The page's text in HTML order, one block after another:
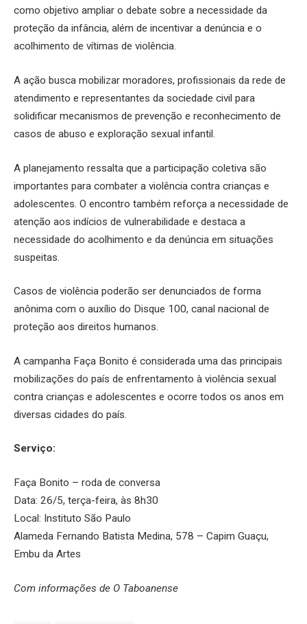
como objetivo ampliar o debate sobre a necessidade da
proteção da infância, além de incentivar a denúncia e o
acolhimento de vítimas de violência.
A ação busca mobilizar moradores, profissionais da rede de
atendimento e representantes da sociedade civil para
solidificar mecanismos de prevenção e reconhecimento de
casos de abuso e exploração sexual infantil.
A planejamento ressalta que a participação coletiva são
importantes para combater a violência contra crianças e
adolescentes. O encontro também reforça a necessidade de
atenção aos indícios de vulnerabilidade e destaca a
necessidade do acolhimento e da denúncia em situações
suspeitas.
Casos de violência poderão ser denunciados de forma
anônima com o auxílio do Disque 100, canal nacional de
proteção aos direitos humanos.
A campanha Faça Bonito é considerada uma das principais
mobilizações do país de enfrentamento à violência sexual
contra crianças e adolescentes e ocorre todos os anos em
diversas cidades do país.
Serviço:
Faça Bonito – roda de conversa
Data: 26/5, terça-feira, às 8h30
Local: Instituto São Paulo
Alameda Fernando Batista Medina, 578 – Capim Guaçu,
Embu da Artes
Com informações de O Taboanense